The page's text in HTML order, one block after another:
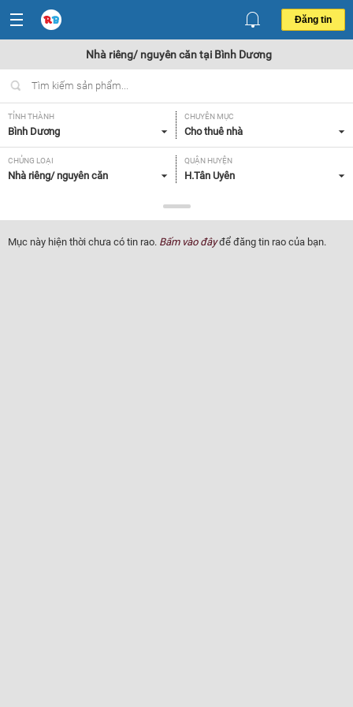
Đăng tin
Nhà riêng/ nguyên căn tại Bình Dương
TỈNH THÀNH
Bình Dương
CHUYÊN MỤC
Cho thuê nhà
CHỦNG LOẠI
Nhà riêng/ nguyên căn
QUẬN HUYỆN
H.Tân Uyên
Tất cả
DIỆN TÍCH
Tất cả
SỐ PHÒNG NGỦ TIỆN ÍCH
Mục này hiện thời chưa có tin rao. Bấm vào đâyđể đăng tin rao của bạn.